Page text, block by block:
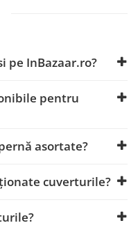
pe InBazaar.ro?
pentru
asortate?
cuverturile?